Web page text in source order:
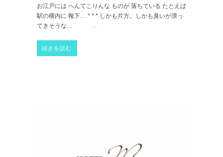
お江戸には へんてこりんな ものが 落ちている たとえば
駅の構内に 靴下… * * * しかも片方。しかも臭いが漂っ
てきそうな… ...
続きを読む